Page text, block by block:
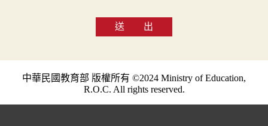
送 出
中華民國教育部 版權所有 ©2024 Ministry of Education,
R.O.C. All rights reserved.